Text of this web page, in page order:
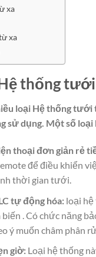
xa
xa
thống
loại Hệ thống
sử dụng. Một số
thoại đơn giản rẻ
để điều khiển
thời gian tưới.
tự động hóa: loại hệ
. Có chức năng
muốn châm phân
giờ:Loại hệ thống